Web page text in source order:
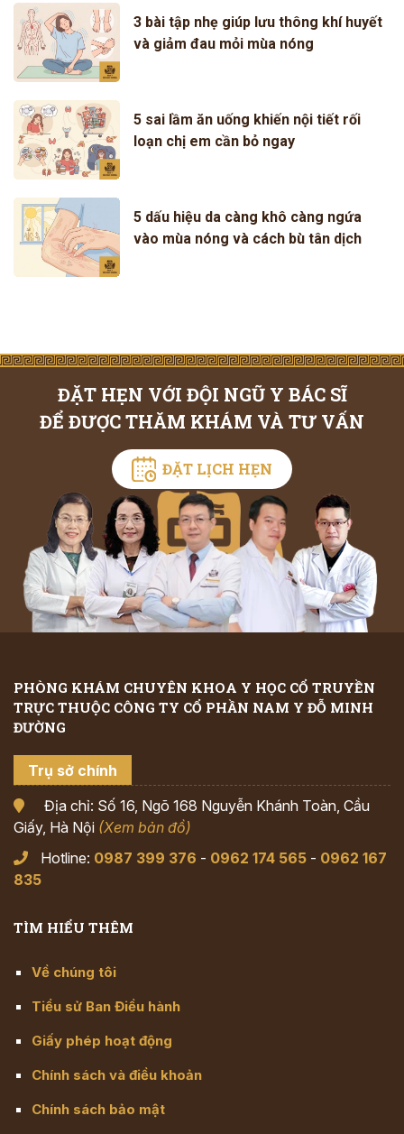
3 bài tập nhẹ giúp lưu thông khí huyết
và giảm đau mỏi mùa nóng
5 sai lầm ăn uống khiến nội tiết rối
loạn chị em cần bỏ ngay
5 dấu hiệu da càng khô càng ngứa
vào mùa nóng và cách bù tân dịch
ĐẶT HẸN VỚI ĐỘI NGŨ Y BÁC SĨ
ĐỂ ĐƯỢC THĂM KHÁM VÀ TƯ VẤN
ĐẶT LỊCH HẸN
PHÒNG KHÁM CHUYÊN KHOA Y HỌC CỔ TRUYỀN
TRỰC THUỘC CÔNG TY CỔ PHẦN NAM Y ĐỖ MINH
ĐƯỜNG
Trụ sở chính
Địa chỉ: Số 16, Ngõ 168 Nguyễn Khánh Toàn, Cầu
Giấy, Hà Nội (Xem bản đồ)
Hotline: 0987 399 376 - 0962 174 565 - 0962 167
835
TÌM HIỂU THÊM
Về chúng tôi
Tiểu sử Ban Điều hành
Giấy phép hoạt động
Chính sách và điều khoản
Chính sách bảo mật